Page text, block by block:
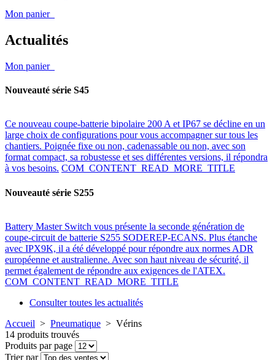
Mon panier
Actualités
Mon panier
Nouveauté série S45
Ce nouveau coupe-batterie bipolaire 200 A et IP67 se décline en un
large choix de configurations pour vous accompagner sur tous les
chantiers. Poignée fixe ou non, cadenassable ou non, avec son
format compact, sa robustesse et ses différentes versions, il répondra
à vos besoins. COM_CONTENT_READ_MORE_TITLE
Nouveauté série S255
Battery Master Switch vous présente la seconde génération de
coupe-circuit de batterie S255 SODEREP-ECANS. Plus étanche
avec IPX9K, il a été développé pour répondre aux normes ADR
européenne et australienne. Avec son haut niveau de sécurité, il
permet également de répondre aux exigences de l'ATEX.
COM_CONTENT_READ_MORE_TITLE
Consulter toutes les actualités
Accueil > Pneumatique > Vérins
14 produits trouvés
Produits par page
Trier par